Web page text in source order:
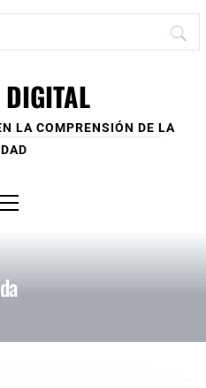
LA COMPRENSIÓN DE LA
principal